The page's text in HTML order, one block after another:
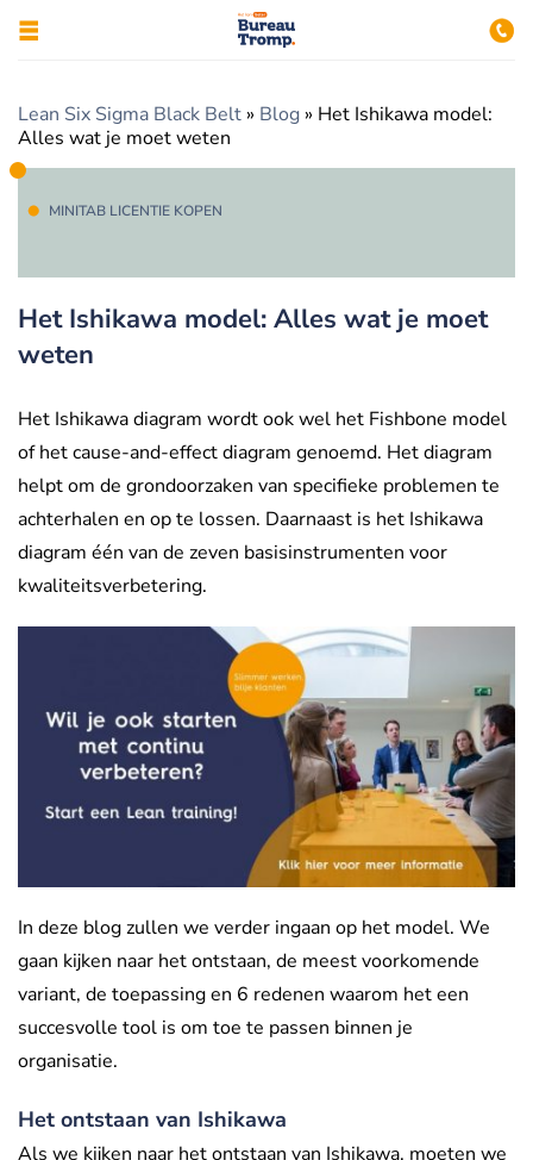
Lean Six Sigma Black Belt » Blog » Het Ishikawa model:
Alles wat je moet weten
MINITAB LICENTIE KOPEN
Het Ishikawa model: Alles wat je moet
weten
Het Ishikawa diagram wordt ook wel het Fishbone model
of het cause-and-effect diagram genoemd. Het diagram
helpt om de grondoorzaken van specifieke problemen te
achterhalen en op te lossen. Daarnaast is het Ishikawa
diagram één van de zeven basisinstrumenten voor
kwaliteitsverbetering.
In deze blog zullen we verder ingaan op het model. We
gaan kijken naar het ontstaan, de meest voorkomende
variant, de toepassing en 6 redenen waarom het een
succesvolle tool is om toe te passen binnen je
organisatie.
Het ontstaan van Ishikawa
Als we kijken naar het ontstaan van Ishikawa, moeten we